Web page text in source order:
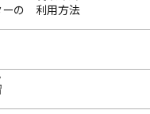
ーの 利用方法